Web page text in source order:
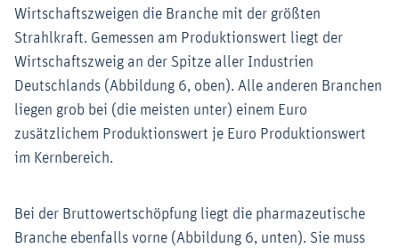
Wirtschaftszweigen die Branche mit der größten
Strahlkraft. Gemessen am Produktionswert liegt der
Wirtschaftszweig an der Spitze aller Industrien
Deutschlands (Abbildung 6, oben). Alle anderen Branchen
liegen grob bei (die meisten unter) einem Euro
zusätzlichem Produktionswert je Euro Produktionswert
im Kernbereich.
Bei der Bruttowertschöpfung liegt die pharmazeutische
Branche ebenfalls vorne (Abbildung 6, unten). Sie muss